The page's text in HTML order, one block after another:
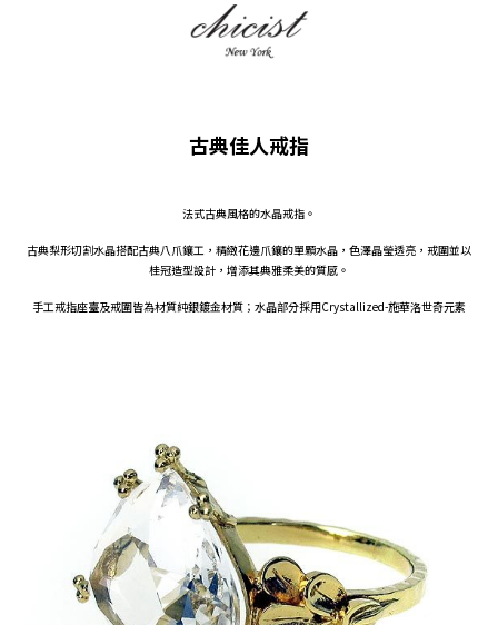
古典佳人戒指
法式古典風格的水晶戒指。
古典梨形切割水晶搭配古典八爪鑲工，精緻花邊爪鑲的單顆水晶，色澤晶瑩透亮，戒圍並以
桂冠造型設計，增添其典雅柔美的質感。
手工戒指座臺及戒圍皆為材質純銀鍍金材質；水晶部分採用Crystallized-施華洛世奇元素